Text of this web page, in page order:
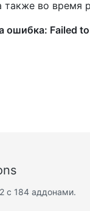
также во время
с 184 аддонами.